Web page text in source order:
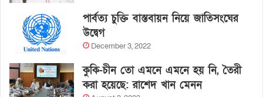
পার্বত্য চুক্তি বাস্তবায়ন নিয়ে জাতিসংঘের
উদ্বেগ
December 3, 2022
কুকি-চীন তো এমনে এমনে হয় নি, তৈরী
করা হয়েছে: রাশেদ খান মেনন